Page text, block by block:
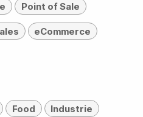
Point of Sale
eCommerce
Food Industrie